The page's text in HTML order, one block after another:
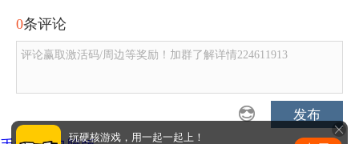
0条评论
评论赢取激活码/周边等奖励！加群了解详情224611913
发布
玩硬核游戏，用一起一起上！